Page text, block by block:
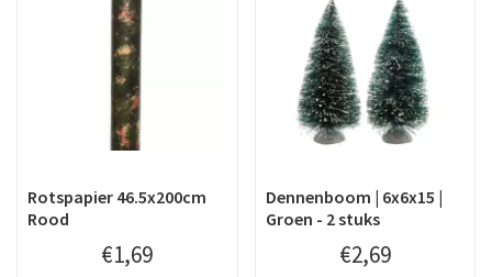
Rotspapier 46.5x200cm
Rood
€1,69
Dennenboom | 6x6x15 |
Groen - 2 stuks
€2,69